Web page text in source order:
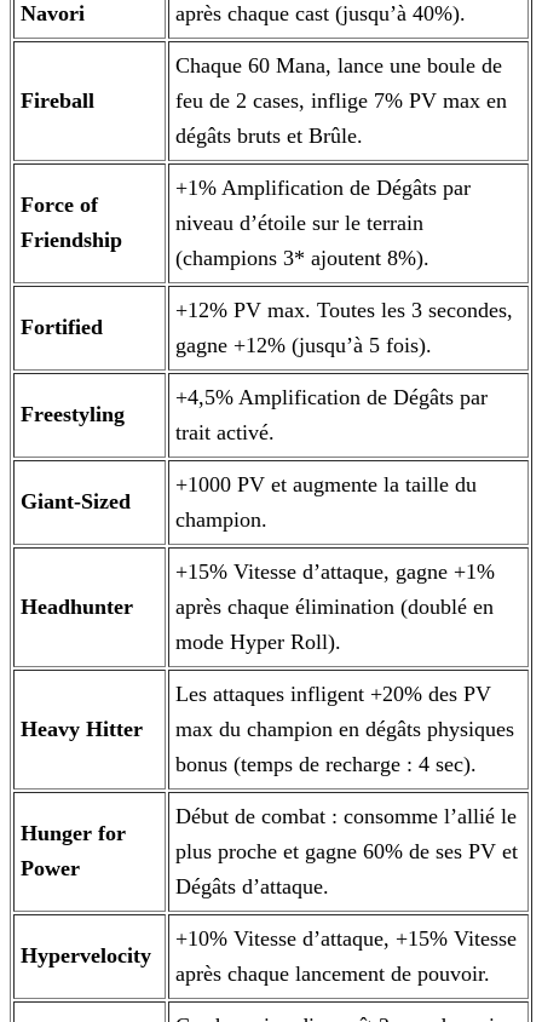
Navori
après chaque cast (jusqu’à 40%).
Fireball
Chaque 60 Mana, lance une boule de
feu de 2 cases, inflige 7% PV max en
dégâts bruts et Brûle.
Force of
Friendship
+1% Amplification de Dégâts par
niveau d’étoile sur le terrain
(champions 3* ajoutent 8%).
Fortified
+12% PV max. Toutes les 3 secondes,
gagne +12% (jusqu’à 5 fois).
Freestyling
+4,5% Amplification de Dégâts par
trait activé.
Giant-Sized
+1000 PV et augmente la taille du
champion.
Headhunter
+15% Vitesse d’attaque, gagne +1%
après chaque élimination (doublé en
mode Hyper Roll).
Heavy Hitter
Les attaques infligent +20% des PV
max du champion en dégâts physiques
bonus (temps de recharge : 4 sec).
Hunger for
Power
Début de combat : consomme l’allié le
plus proche et gagne 60% de ses PV et
Dégâts d’attaque.
Hypervelocity
+10% Vitesse d’attaque, +15% Vitesse
après chaque lancement de pouvoir.